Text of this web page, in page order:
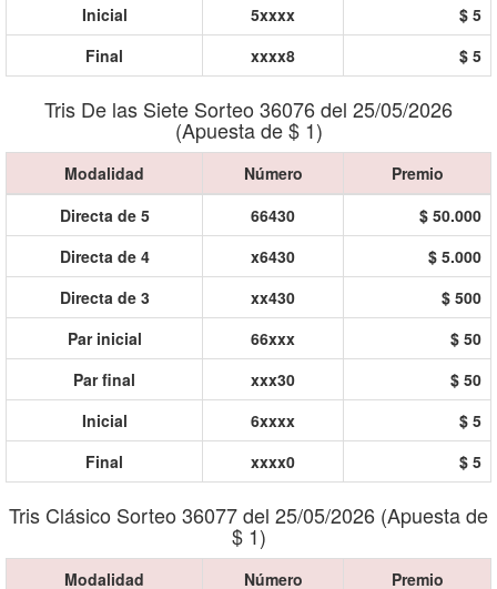
Inicial
5xxxx
$ 5
Final
xxxx8 $ 5
Tris De las Siete Sorteo 36076 del 25/05/2026
(Apuesta de $ 1)
Modalidad Número
Premio
Directa de 5
66430
$ 50.000
Directa de 4
x6430
$ 5.000
Directa de 3
xx430
$ 500
Par inicial
66xxx
$ 50
Par final
xxx30
$ 50
Inicial
6xxxx
$ 5
Final
xxxx0 $ 5
Tris Clásico Sorteo 36077 del 25/05/2026 (Apuesta de
$ 1)
Modalidad Número Premio